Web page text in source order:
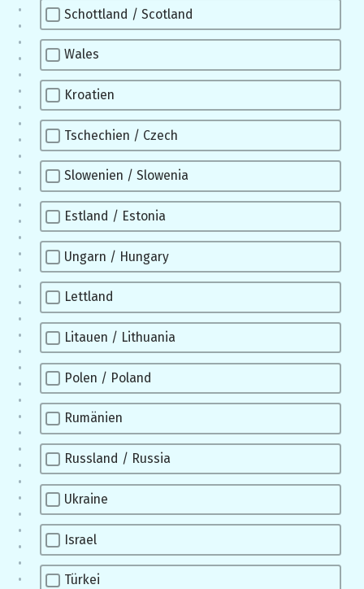
Schottland / Scotland
Wales
Kroatien
Tschechien / Czech
Slowenien / Slowenia
Estland / Estonia
Ungarn / Hungary
Lettland
Litauen / Lithuania
Polen / Poland
Rumänien
Russland / Russia
Ukraine
Israel
Türkei